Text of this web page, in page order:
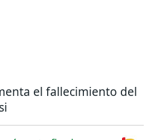
el fallecimiento del